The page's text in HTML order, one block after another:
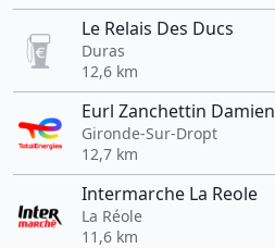
Le Relais Des Ducs
Duras
12,6 km
Eurl Zanchettin Damien
Gironde-Sur-Dropt
12,7 km
Intermarche La Reole
La Réole
11,6 km